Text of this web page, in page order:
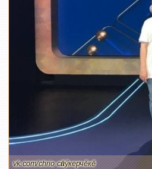
vk.com/chrio сӑнӳкерчӗкӗ